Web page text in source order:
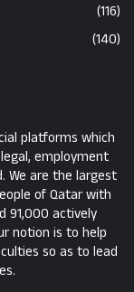
(116)
(140)
platforms which
employment
We are the largest
of Qatar with
91,000 actively
notion is to help
so as to lead